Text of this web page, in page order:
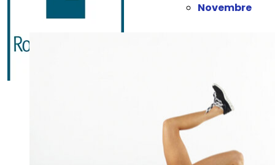
Novembre
2019